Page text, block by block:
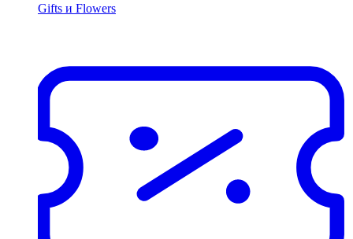
Gifts и Flowers